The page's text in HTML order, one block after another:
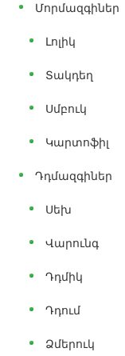
Մորմազգիներ
Լոլիկ
Տակդեղ
Սմբուկ
Կարտոֆիլ
Դդմազգիներ
Սեխ
Վարունգ
Դդմիկ
Դդում
Ձմերուկ